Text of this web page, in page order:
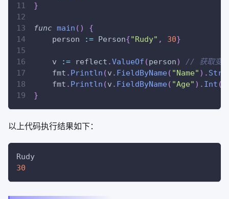
}
func main ( )
{
    person
:= Person{"Rudy" , 30}
    v
:= reflect .ValueOf (person)
// 获取变
    fmt
. Println (v . FieldByName( "Name" ) .
    fmt
. Println (v . FieldByName( "Age" ) . Int (
}
以上代码执行结果如下：
Rudy
30